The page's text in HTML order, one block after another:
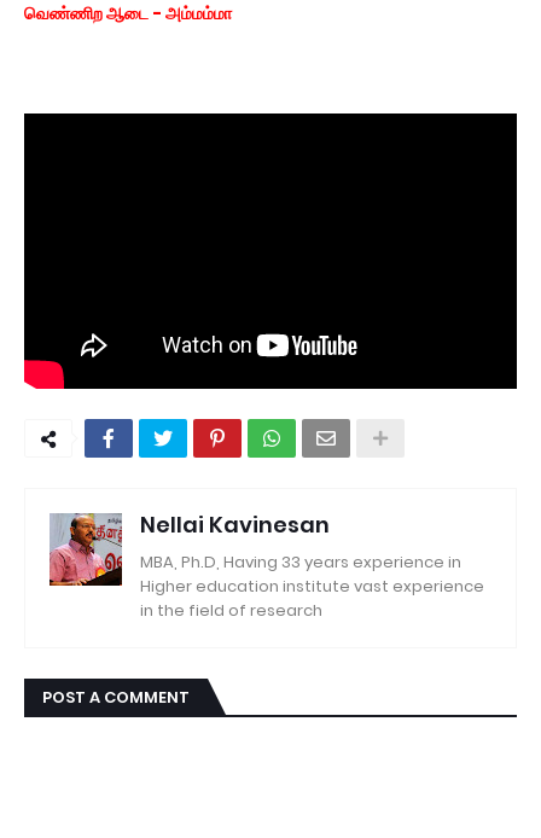
வெண்ணிற ஆடை - அம்மம்மா
Nellai Kavinesan
MBA, Ph.D, Having 33 years experience in
Higher education institute vast experience
in the field of research
POST A COMMENT